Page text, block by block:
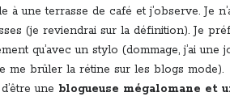
à une terrasse de café et j’observe. Je
(je reviendrai sur la définition). Je
qu’avec un stylo (dommage, j’ai une
me brûler la rétine sur les blogs mode).
uneblogueuse mégalomane et